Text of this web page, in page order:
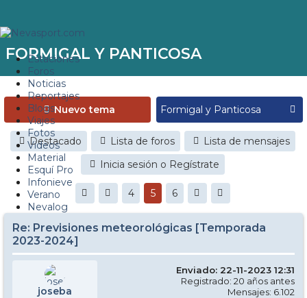
Estaciones
Foros
Noticias
Reportajes
Blogs
Viajes
Fotos
Videos
Material
Esquí Pro
Infonieve
Verano
Nevalog
FORMIGAL Y PANTICOSA
Nuevo tema
Destacado Lista de foros
Lista de mensajes
Inicia sesión o Regístrate
4 5 6
Re: Previsiones meteorológicas [Temporada
2023-2024]
joseba
Enviado: 22-11-2023 12:31
Registrado: 20 años antes
Mensajes: 6.102